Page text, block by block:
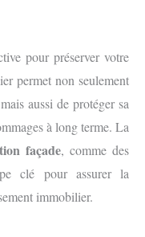
pour préserver votre
permet non seulement
aussi de protéger sa
à long terme. La
façade, comme des
clé pour assurer la
immobilier.